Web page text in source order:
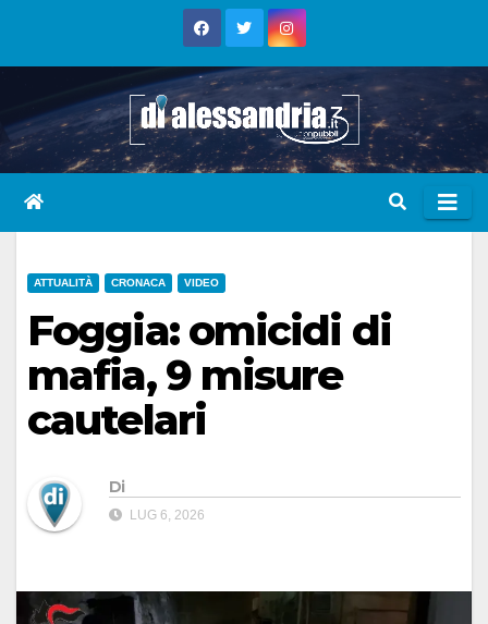
ATTUALITÀ CRONACA VIDEO
Foggia: omicidi di
mafia, 9 misure
cautelari
Di
LUG 6, 2026